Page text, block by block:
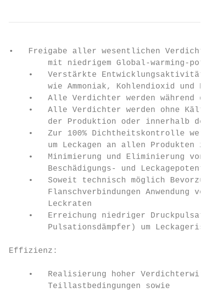
•   Freigabe aller wesentlichen Verdichter
mit niedrigem Global-warming-
•   Verstärkte
wie Ammoniak, Kohlendioxid und
•   Alle Verdichter werden während
•   Alle Verdichter werden ohne
der Produktion oder innerhalb der
•   Zur 100% Dichtheitskontrolle
um Leckagen an allen Produkten
•   Minimierung und Eliminierung von
Beschädigungs- und
•   Soweit technisch möglich
Flanschverbindungen Anwendung von
        Leckraten
•   Erreichung niedriger
Pulsationsdämpfer) um
Effizienz:
•   Realisierung hoher
        Teillastbedingungen sowie